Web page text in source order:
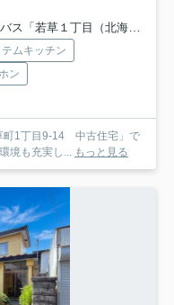
若草１丁目（北海道）」バス停下車 徒歩3分
テムキッチン
ン
町1丁目9-14 中古住宅」で
境も充実し... もっと見る